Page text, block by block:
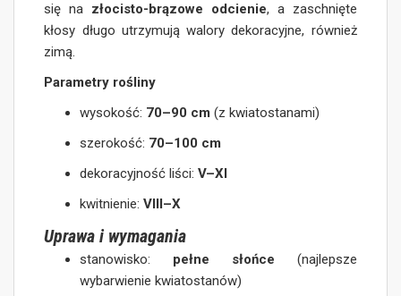
się na złocisto-brązowe odcienie, a zaschnięte
kłosy długo utrzymują walory dekoracyjne, również
zimą.
Parametry rośliny
wysokość: 70–90 cm (z kwiatostanami)
szerokość: 70–100 cm
dekoracyjność liści:V–XI
kwitnienie:VIII–X
Uprawa i wymagania
stanowisko: pełne słońce (najlepsze
wybarwienie kwiatostanów)